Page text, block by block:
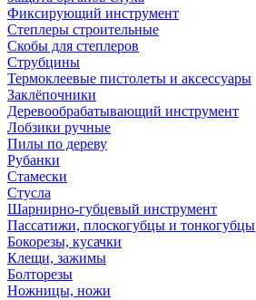
Фиксирующий инструмент
Степлеры строительные
Скобы для степлеров
Струбцины
Термоклеевые пистолеты и аксессуары
Заклёпочники
Деревообрабатывающий инструмент
Лобзики ручные
Пилы по дереву
Рубанки
Стамески
Стусла
Шарнирно-губцевый инструмент
Пассатижи, плоскогубцы и тонкогубцы
Бокорезы, кусачки
Клещи, зажимы
Болторезы
Ножницы, ножи